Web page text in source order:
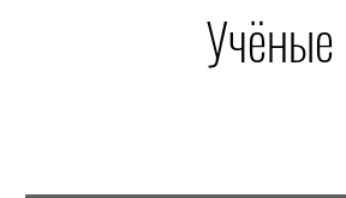
Учёные